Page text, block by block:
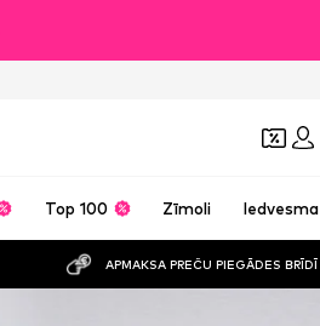
Top 100 Zīmoli Iedvesma
APMAKSA PREČU PIEGĀDES BRĪDĪ